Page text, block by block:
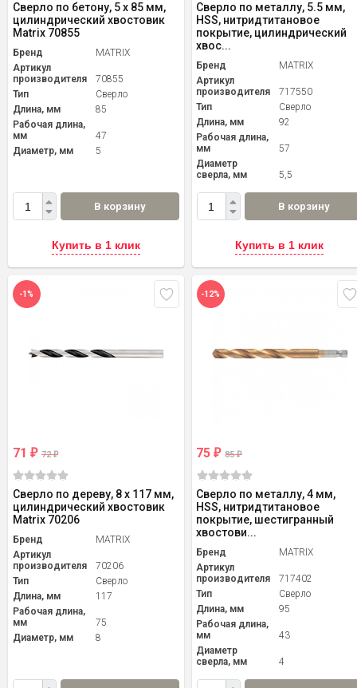
Сверло по бетону, 5 х 85 мм,
цилиндрический хвостовик
Matrix 70855
Бренд
MATRIX
Артикул
производителя
70855
Тип
Сверло
Длина, мм
85
Рабочая длина,
мм
47
Диаметр, мм
5
В корзину
Купить в 1 клик
Сверло по металлу, 5.5 мм,
HSS, нитридтитановое
покрытие, цилиндрический
хвос...
Бренд
MATRIX
Артикул
производителя
717550
Тип
Сверло
Длина, мм
92
Рабочая длина,
мм
57
Диаметр
сверла, мм
5,5
В корзину
Купить в 1 клик
-1%
71 ₽ 72₽
Сверло по дереву, 8 x 117 мм,
цилиндрический хвостовик
Matrix 70206
Бренд
MATRIX
Артикул
производителя
70206
Тип
Сверло
Длина, мм
117
Рабочая длина,
мм
75
Диаметр, мм
8
-12%
75₽ 85₽
Сверло по металлу, 4 мм,
HSS, нитридтитановое
покрытие, шестигранный
хвостови...
Бренд
MATRIX
Артикул
производителя
717402
Тип
Сверло
Длина, мм
95
Рабочая длина,
мм
43
Диаметр
сверла, мм
4